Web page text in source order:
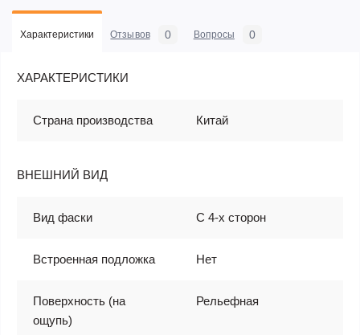
Характеристики Отзывов 0 Вопросы 0
ХАРАКТЕРИСТИКИ
Страна производства Китай
ВНЕШНИЙ ВИД
Вид фаски С 4-х сторон
Встроенная подложка Нет
Поверхность (на
ощупь)
Рельефная